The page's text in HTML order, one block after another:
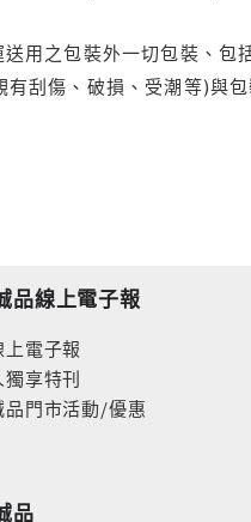
用之包裝外一切包裝、包
刮傷、破損、受潮等)與
品線上電子報
電子報
享特刊
品門市活動/優惠
品